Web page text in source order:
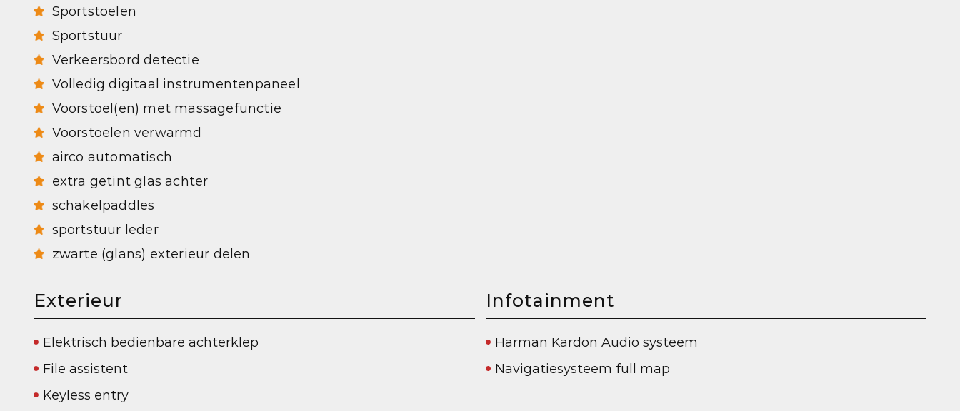
Sportstoelen
Sportstuur
Verkeersbord detectie
Volledig digitaal instrumentenpaneel
Voorstoel(en) met massagefunctie
Voorstoelen verwarmd
airco automatisch
extra getint glas achter
schakelpaddles
sportstuur leder
zwarte (glans) exterieur delen
Exterieur
Elektrisch bedienbare achterklep
File assistent
Keyless entry
Infotainment
Harman Kardon Audio systeem
Navigatiesysteem full map